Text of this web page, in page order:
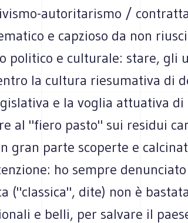
autoritarismo /
e capzioso da non
politico e culturale: stare, gli
la cultura riesumativa di
e la voglia attuativa
al "fiero pasto" sui residui
gran parte scoperte e
ho sempre
("classica", dite) non è
e belli, per salvare il